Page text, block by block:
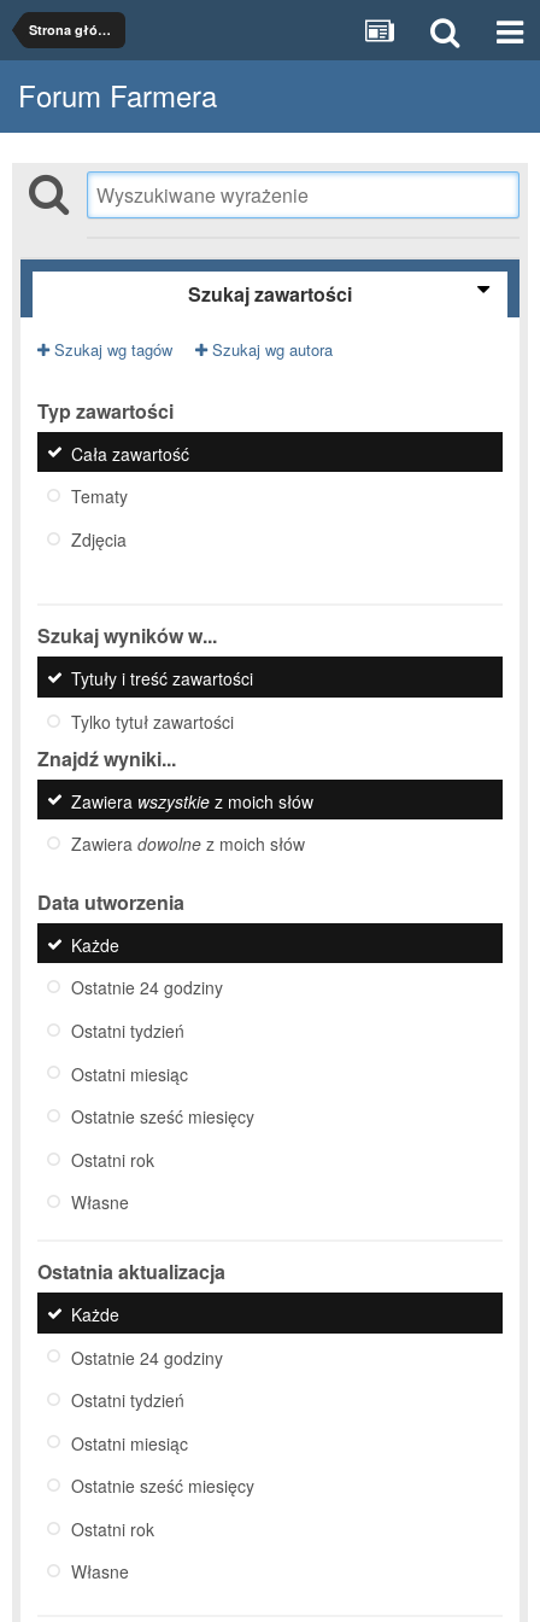
Strona główna
Forum Farmera
Szukaj zawartości
Szukaj wg tagów Szukaj wg autora
Typ zawartości
Cała zawartość
Tematy
Zdjęcia
Szukaj wyników w...
Tytuły i treść zawartości
Tylko tytuł zawartości
Znajdź wyniki...
Zawiera wszystkie z moich słów
Zawiera dowolne z moich słów
Data utworzenia
Każde
Ostatnie 24 godziny
Ostatni tydzień
Ostatni miesiąc
Ostatnie sześć miesięcy
Ostatni rok
Własne
Ostatnia aktualizacja
Każde
Ostatnie 24 godziny
Ostatni tydzień
Ostatni miesiąc
Ostatnie sześć miesięcy
Ostatni rok
Własne